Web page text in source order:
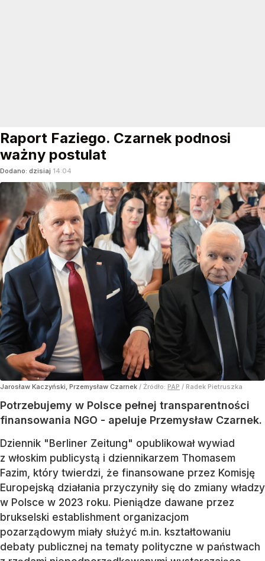
Raport Faziego. Czarnek podnosi
ważny postulat
Dodano: dzisiaj 14:04
Jarosław Kaczyński, Przemysław Czarnek / Źródło: PAP / Radek Pietruszka
Potrzebujemy w Polsce pełnej transparentności
finansowania NGO - apeluje Przemysław Czarnek.
Dziennik "Berliner Zeitung" opublikował wywiad
z włoskim publicystą i dziennikarzem Thomasem
Fazim, który twierdzi, że finansowane przez Komisję
Europejską działania przyczyniły się do zmiany władzy
w Polsce w 2023 roku. Pieniądze dawane przez
brukselski establishment organizacjom
pozarządowym miały służyć m.in. kształtowaniu
debaty publicznej na tematy polityczne w państwach